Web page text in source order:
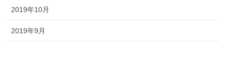
2019年10月
2019年9月